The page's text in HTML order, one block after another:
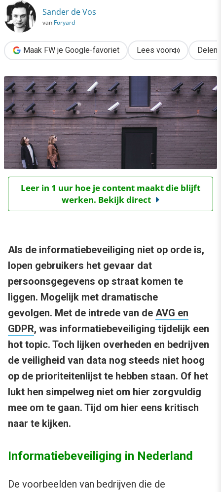
Sander de Vos
van Foryard
Maak FW je Google-favoriet Lees voor Delen
Leer in 1 uur hoe je content maakt die blijft
werken. Bekijk direct
Als de informatiebeveiliging niet op orde is,
lopen gebruikers het gevaar dat
persoonsgegevens op straat komen te
liggen. Mogelijk met dramatische
gevolgen. Met de intrede van de AVG en
GDPR, was informatiebeveiliging tijdelijk een
hot topic. Toch lijken overheden en bedrijven
de veiligheid van data nog steeds niet hoog
op de prioriteitenlijst te hebben staan. Of het
lukt hen simpelweg niet om hier zorgvuldig
mee om te gaan. Tijd om hier eens kritisch
naar te kijken.
Informatiebeveiliging in Nederland
De voorbeelden van bedrijven die de